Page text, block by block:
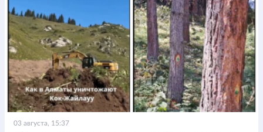
03 августа, 15:37